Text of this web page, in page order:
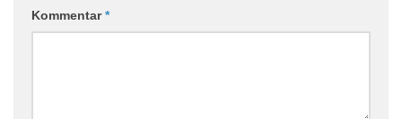
Kommentar*